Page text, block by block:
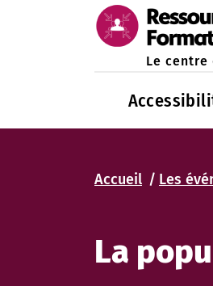
Le centre
Accueil Les
La